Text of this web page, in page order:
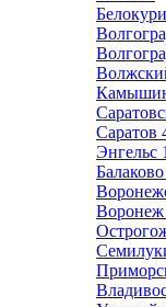
Саратов
Энгельс
Балаково
Воронеж